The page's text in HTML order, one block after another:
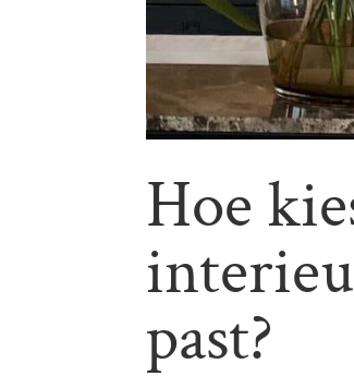
Hoe
past?